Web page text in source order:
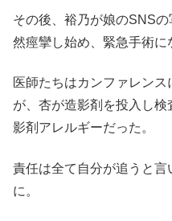
その後、裕乃が娘のSNS
然痙攣し始め、緊急手術に
医師たちはカンファレン
が、杏が造影剤を投入し
影剤アレルギーだった。
責任は全て自分が追うと言
に。